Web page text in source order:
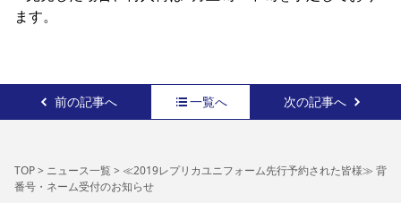
ます。
前の記事へ 一覧へ 次の記事へ
TOP> ニュース一覧> ≪2019レプリカユニフォーム先行予約された皆様≫ 背
番号・ネーム受付のお知らせ